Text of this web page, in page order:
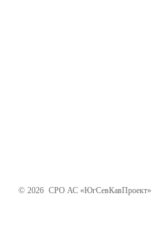
© 2026 СРО АС «ЮгСевКавПроект»